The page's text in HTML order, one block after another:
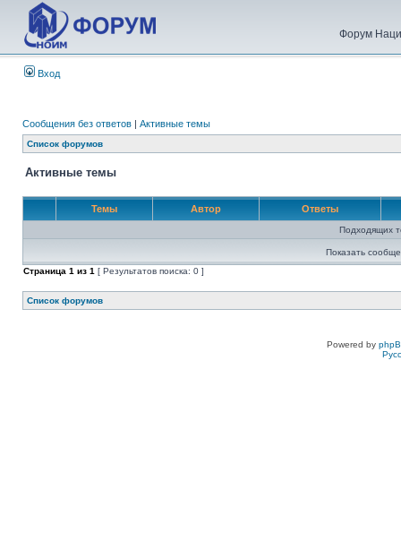
Форум
Вход
Сообщения без ответов | Активные темы
Список форумов
Активные темы
Темы Автор Ответы
Подходящих
Показать
Страница 1 из 1 [ Результатов поиска: 0 ]
Список форумов
Powered by